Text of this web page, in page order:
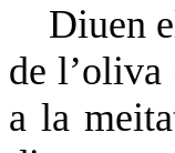
Diuen
de l’oliva
a la